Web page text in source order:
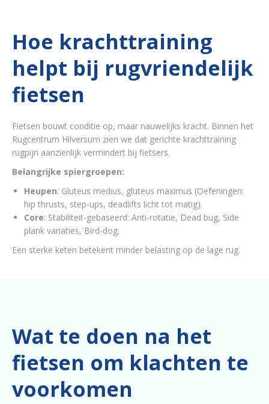
Hoe krachttraining
helpt bij rugvriendelijk
fietsen
Fietsen bouwt conditie op, maar nauwelijks kracht. Binnen het
Rugcentrum Hilversum zien we dat gerichte krachttraining
rugpijn aanzienlijk vermindert bij fietsers.
Belangrijke spiergroepen:
Heupen: Gluteus medius, gluteus maximus (Oefeningen:
hip thrusts, step-ups, deadlifts licht tot matig).
Core: Stabiliteit-gebaseerd: Anti-rotatie, Dead bug, Side
plank variaties, Bird-dog.
Een sterke keten betekent minder belasting op de lage rug.
Wat te doen na het
fietsen om klachten te
voorkomen